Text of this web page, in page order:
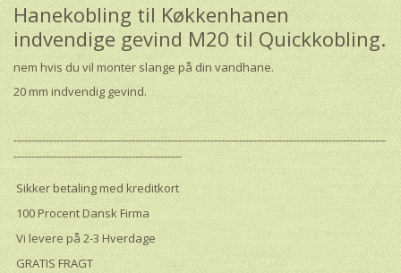
Hanekobling til Køkkenhanen
indvendige gevind M20 til Quickkobling.
nem hvis du vil monter slange på din vandhane.
20 mm indvendig gevind.
--------------------------------------------------------------------------------------------------------
-----------------------------------------------
Sikker betaling med kreditkort
100 Procent Dansk Firma
Vi levere på 2-3 Hverdage
GRATIS FRAGT